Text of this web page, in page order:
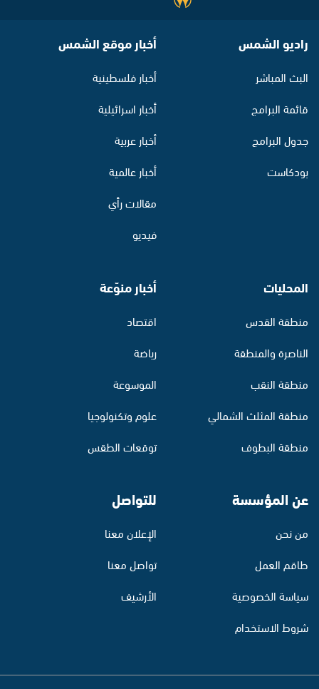
راديو الشمس
البث المباشر
قائمة البرامج
جدول البرامج
بودكاست
أخبار موقع الشمس
أخبار فلسطينية
أخبار اسرائيلية
أخبار عربية
أخبار عالمية
مقالات رأي
فيديو
المحليات
منطقة القدس
الناصرة والمنطقة
منطقة النقب
منطقة المثلث الشمالي
منطقة البطوف
أخبار منوّعة
اقتصاد
رياضة
الموسوعة
علوم وتكنولوجيا
توقعات الطقس
عن المؤسسة
من نحن
طاقم العمل
سياسة الخصوصية
شروط الاستخدام
للتواصل
الإعلان معنا
تواصل معنا
الأرشيف